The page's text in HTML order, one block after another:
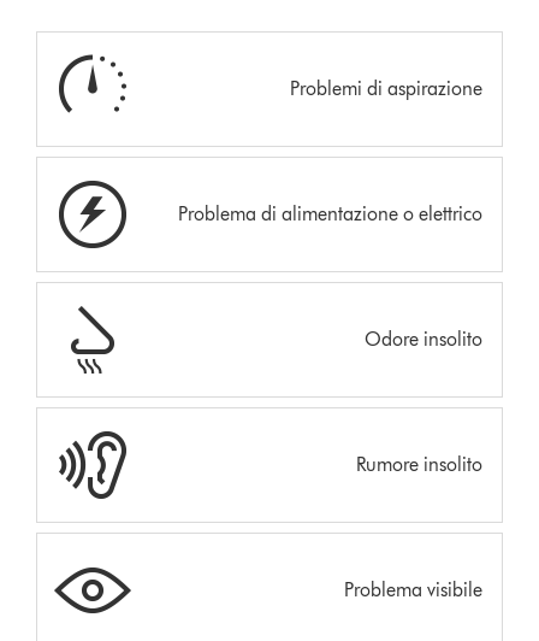
Problemi di aspirazione
Problema di alimentazione o elettrico
Odore insolito
Rumore insolito
Problema visibile